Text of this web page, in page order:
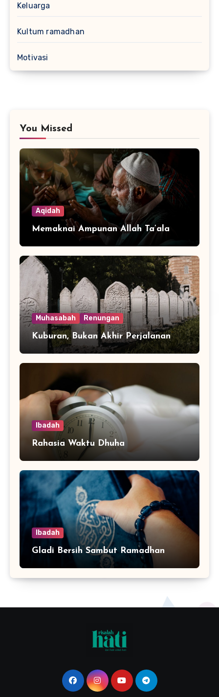
Keluarga
Kultum ramadhan
Motivasi
You Missed
Aqidah
Memaknai Ampunan Allah Ta’ala
Muhasabah Renungan
Kuburan, Bukan Akhir Perjalanan
Ibadah
Rahasia Waktu Dhuha
Ibadah
Gladi Bersih Sambut Ramadhan